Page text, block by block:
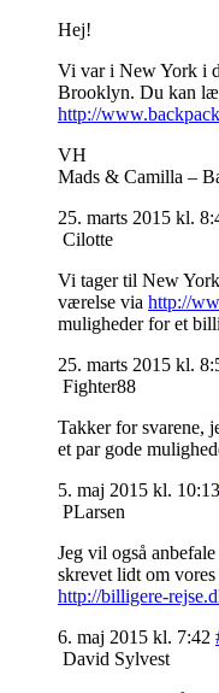
Hej!
Vi var i New York i
Brooklyn. Du kan
http://
VH
Mads & Camilla –
25. marts 2015 kl.
Cilotte
Vi tager til New
værelse via http://
muligheder for et
25. marts 2015 kl.
Fighter88
Takker for svarene,
et par gode
5. maj 2015 kl. 10:13
PLarsen
Jeg vil også
skrevet lidt om
http://billigere-
6. maj 2015 kl. 7:42
David Sylvest